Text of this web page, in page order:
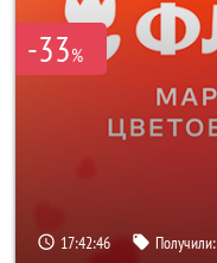
-33%
17:42:44 Получили: